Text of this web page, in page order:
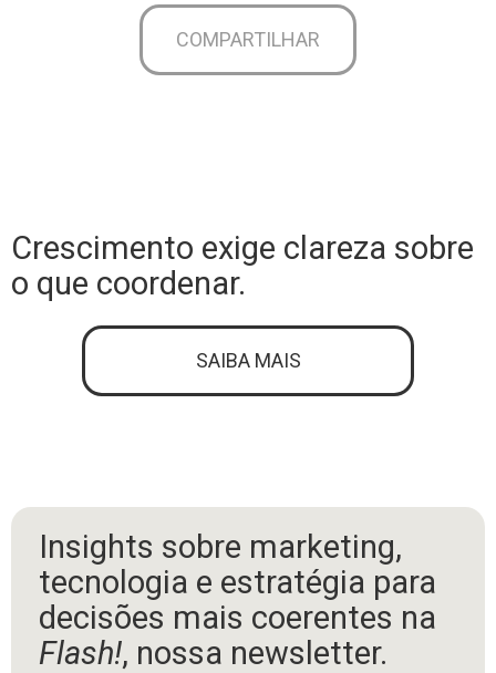
COMPARTILHAR
Crescimento exige clareza sobre
o que coordenar.
SAIBA MAIS
Insights sobre marketing,
tecnologia e estratégia para
decisões mais coerentes na
Flash!, nossa newsletter.